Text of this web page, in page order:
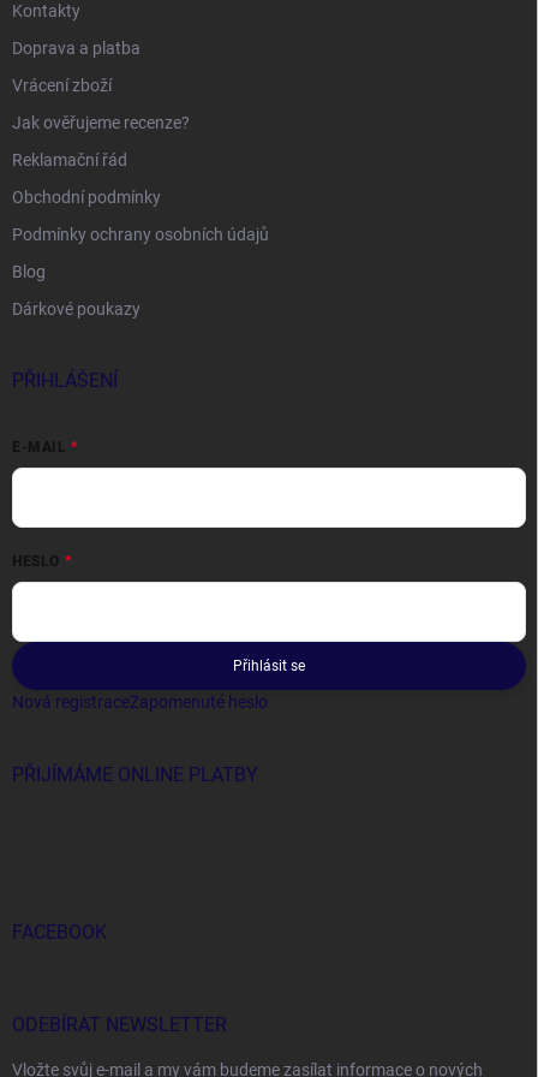
Kontakty
Doprava a platba
Vrácení zboží
Jak ověřujeme recenze?
Reklamační řád
Obchodní podmínky
Podmínky ochrany osobních údajů
Blog
Dárkové poukazy
PŘIHLÁŠENÍ
E-MAIL
HESLO
Přihlásit se
Nová registraceZapomenuté heslo
PŘIJÍMÁME ONLINE PLATBY
FACEBOOK
ODEBÍRAT NEWSLETTER
Vložte svůj e-mail a my vám budeme zasílat informace o nových